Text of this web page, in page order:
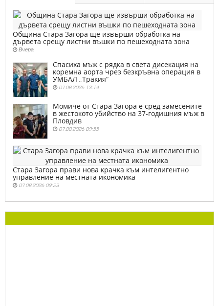
Община Стара Загора ще извърши обработка на
дървета срещу листни въшки по пешеходната зона
Вчера
Спасиха мъж с рядка в света дисекация на
коремна аорта чрез безкръвна операция в
УМБАЛ „Тракия“
07.08.2026 13:14
Момиче от Стара Загора е сред замесените
в жестокото убийство на 37-годишния мъж в
Пловдив
07.08.2026 09:55
Стара Загора прави нова крачка към интелигентно
управление на местната икономика
07.08.2026 09:23